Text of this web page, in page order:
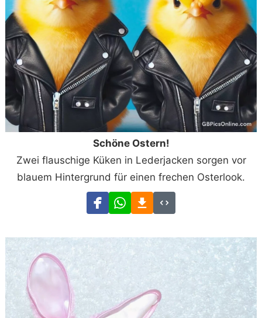
Schöne Ostern!
Zwei flauschige Küken in Lederjacken sorgen vor
blauem Hintergrund für einen frechen Osterlook.